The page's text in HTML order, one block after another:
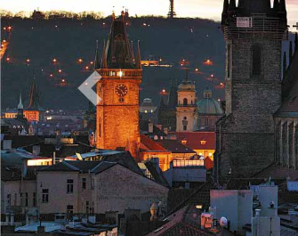
Previous